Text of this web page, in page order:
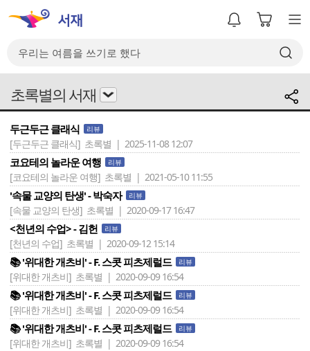
초록별의 서재
두근두근 클래식 리뷰
[두근두근 클래식] 초록별 | 2025-11-08 12:07
코요테의 놀라운 여행 리뷰
[코요테의 놀라운 여행] 초록별 | 2021-05-10 11:55
'속물 교양의 탄생' - 박숙자 리뷰
[속물 교양의 탄생] 초록별 | 2020-09-17 16:47
<천년의 수업> - 김헌 리뷰
[천년의 수업] 초록별 | 2020-09-12 15:14
📚 '위대한 개츠비' - F. 스콧 피츠제럴드 리뷰
[위대한 개츠비] 초록별 | 2020-09-09 16:54
📚 '위대한 개츠비' - F. 스콧 피츠제럴드 리뷰
[위대한 개츠비] 초록별 | 2020-09-09 16:54
📚 '위대한 개츠비' - F. 스콧 피츠제럴드 리뷰
[위대한 개츠비] 초록별 | 2020-09-09 16:54